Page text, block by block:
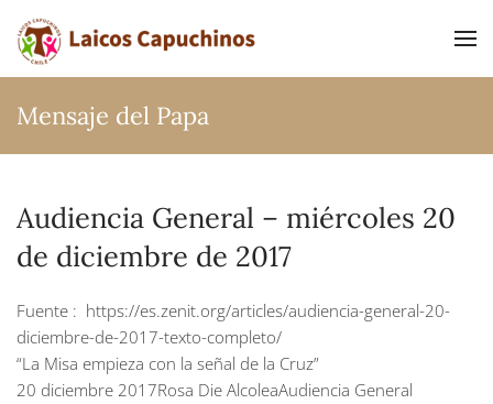
Ir al contenido principal
Mensaje del Papa
Audiencia General – miércoles 20
de diciembre de 2017
Fuente : https://es.zenit.org/articles/audiencia-general-20-
diciembre-de-2017-texto-completo/
“La Misa empieza con la señal de la Cruz”
20 diciembre 2017Rosa Die AlcoleaAudiencia General